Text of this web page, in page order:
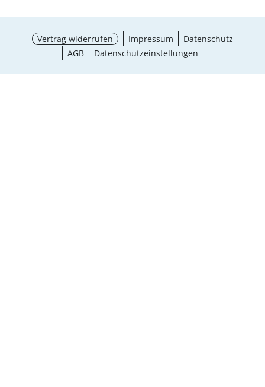
Vertrag widerrufen Impressum
Datenschutz
AGB
Datenschutzeinstellungen